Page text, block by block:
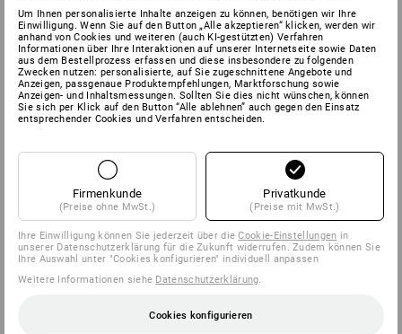
Um Ihnen personalisierte Inhalte anzeigen zu können, benötigen wir Ihre
Einwilligung. Wenn Sie auf den Button „Alle akzeptieren“ klicken, werden wir
anhand von Cookies und weiteren (auch KI-gestützten) Verfahren
Informationen über Ihre Interaktionen auf unserer Internetseite sowie Daten
aus dem Bestellprozess erfassen und diese insbesondere zu folgenden
Zwecken nutzen: personalisierte, auf Sie zugeschnittene Angebote und
Anzeigen, passgenaue Produktempfehlungen, Marktforschung sowie
Anzeigen- und Inhaltsmessungen. Sollten Sie dies nicht wünschen, können
Sie sich per Klick auf den Button “Alle ablehnen” auch gegen den Einsatz
entsprechender Cookies und Verfahren entscheiden.
Firmenkunde
(Preise ohne MwSt.)
Privatkunde
(Preise mit MwSt.)
Ihre Einwilligung können Sie jederzeit über dieCookie-Einstellungen in
unserer Datenschutzerklärung für die Zukunft widerrufen. Zudem können Sie
Ihre Auswahl unter "Cookies konfigurieren" individuell anpassen
Weitere Informationen siehe Datenschutzerklärung.
Cookies konfigurieren